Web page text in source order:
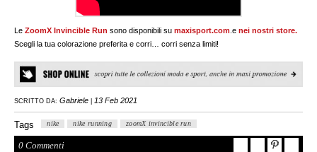
LeZoomX Invincible Run sono disponibili sumaxisport.com .enei nostri store.
Scegli la tua colorazione preferita e corri… corri senza limiti!
SCRITTO DA: Gabriele 13 Feb 2021
Tags nike nike running zoomX invincible run
0 Commenti